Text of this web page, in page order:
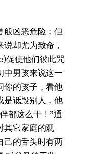
般凶恶危险；但
却尤为致命，
促使他们彼此咒
中男孩来说这一
你的孩子，看他
是诋毁别人，他
都这么干！”通
其它家庭的观
己的舌头时有两